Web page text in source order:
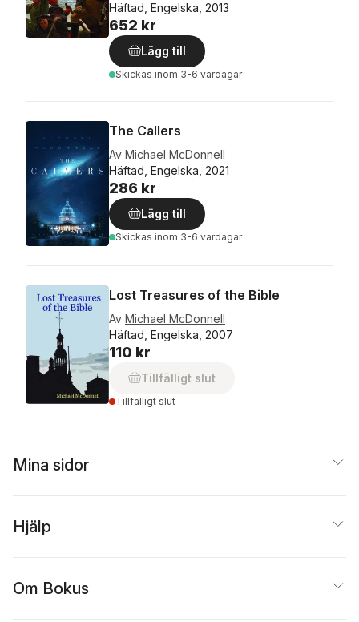
Häftad, Engelska, 2013
652 kr
Lägg till
Skickas inom 3-6 vardagar
The Callers
Av Michael McDonnell
Häftad, Engelska, 2021
286 kr
Lägg till
Skickas inom 3-6 vardagar
Lost Treasures of the Bible
Av Michael McDonnell
Häftad, Engelska, 2007
110 kr
Tillfälligt slut
Tillfälligt slut
Mina sidor
Hjälp
Om Bokus